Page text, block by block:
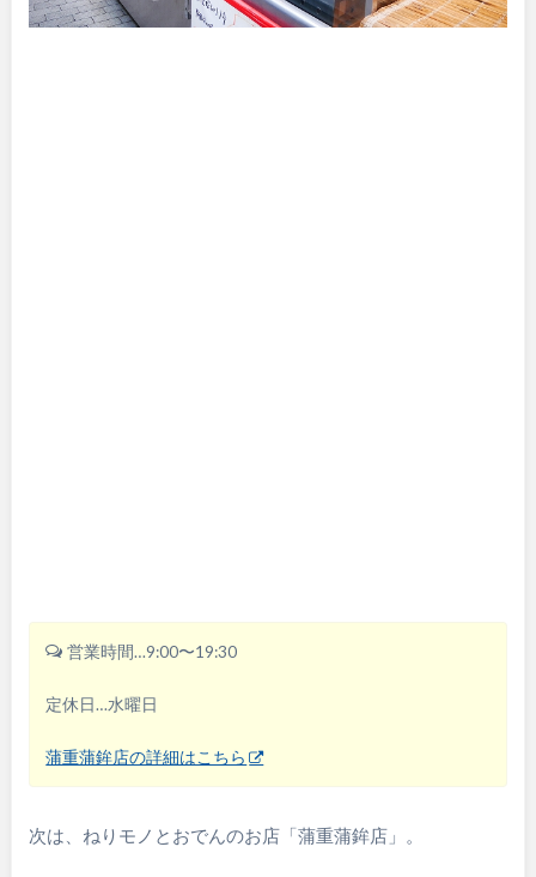
営業時間…9:00〜19:30
定休日…水曜日
蒲重蒲鉾店の詳細はこちら
次は、ねりモノとおでんのお店「蒲重蒲鉾店」。